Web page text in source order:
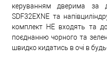
керуванням дверима за
SDF32EXNE та
комплект НЕ входять та
поєднанню чорного та
швидко кидатись в очі в будь-